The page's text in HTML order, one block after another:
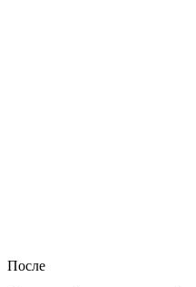
После